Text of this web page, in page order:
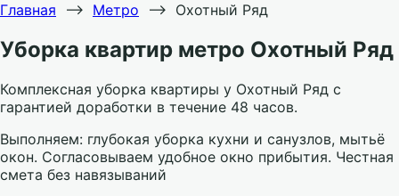
Главная ⟶ Метро ⟶ Охотный Ряд
Уборка квартир метро Охотный Ряд
Комплексная уборка квартиры у Охотный Ряд с
гарантией доработки в течение 48 часов.
Выполняем: глубокая уборка кухни и санузлов, мытьё
окон. Согласовываем удобное окно прибытия. Честная
смета без навязываний